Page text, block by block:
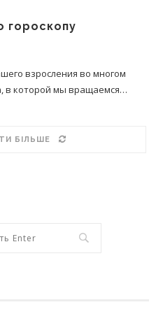
гороскопу
взросления во многом
в которой мы вращаемся…
БІЛЬШЕ